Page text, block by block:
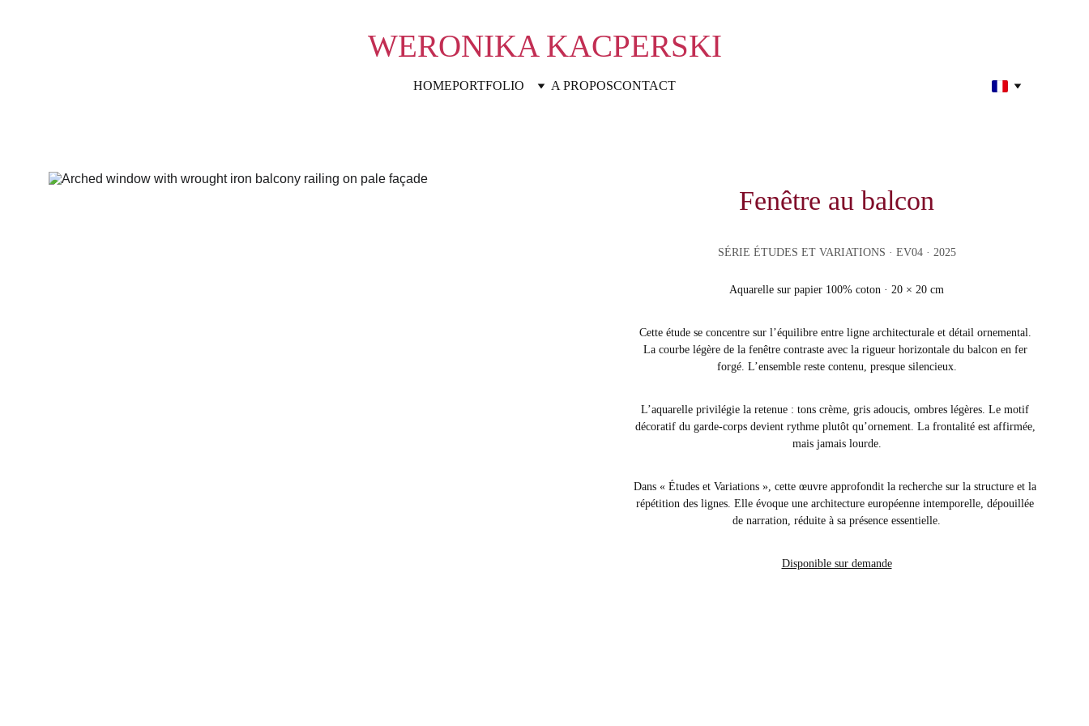
WERONIKA KACPERSKI
HOMEPORTFOLIO A PROPOSCONTACT
Fenêtre au balcon
SÉRIE ÉTUDES ET VARIATIONS · EV04 · 2025
Aquarelle sur papier 100% coton · 20 × 20 cm
Cette étude se concentre sur l’équilibre entre ligne architecturale et détail ornemental.
La courbe légère de la fenêtre contraste avec la rigueur horizontale du balcon en fer
forgé. L’ensemble reste contenu, presque silencieux.
L’aquarelle privilégie la retenue : tons crème, gris adoucis, ombres légères. Le motif
décoratif du garde-corps devient rythme plutôt qu’ornement. La frontalité est affirmée,
mais jamais lourde.
Dans « Études et Variations », cette œuvre approfondit la recherche sur la structure et la
répétition des lignes. Elle évoque une architecture européenne intemporelle, dépouillée
de narration, réduite à sa présence essentielle.
Disponible sur demande